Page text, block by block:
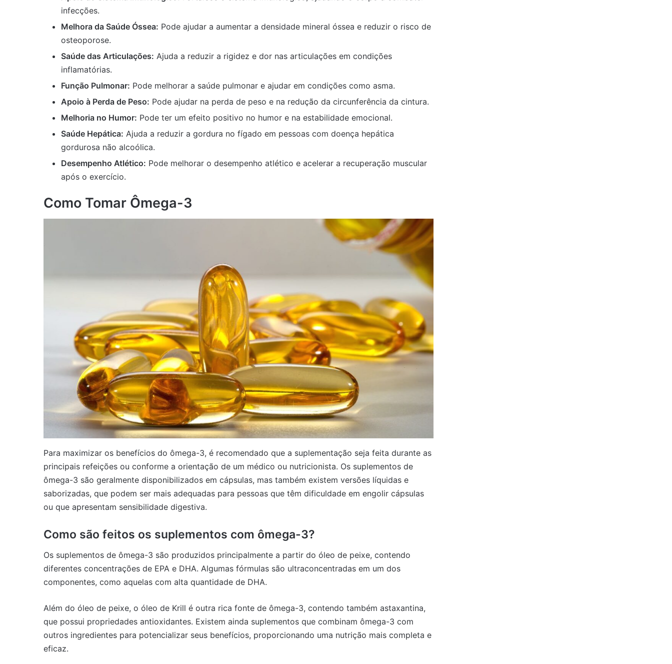
infecções.
Melhora da Saúde Óssea: Pode ajudar a aumentar a densidade mineral óssea e reduzir o risco de
osteoporose.
Saúde das Articulações: Ajuda a reduzir a rigidez e dor nas articulações em condições
inflamatórias.
Função Pulmonar: Pode melhorar a saúde pulmonar e ajudar em condições como asma.
Apoio à Perda de Peso: Pode ajudar na perda de peso e na redução da circunferência da cintura.
Melhoria no Humor: Pode ter um efeito positivo no humor e na estabilidade emocional.
Saúde Hepática: Ajuda a reduzir a gordura no fígado em pessoas com doença hepática
gordurosa não alcoólica.
Desempenho Atlético: Pode melhorar o desempenho atlético e acelerar a recuperação muscular
após o exercício.
Como Tomar Ômega-3
Para maximizar os benefícios do ômega-3, é recomendado que a suplementação seja feita durante as
principais refeições ou conforme a orientação de um médico ou nutricionista. Os suplementos de
ômega-3 são geralmente disponibilizados em cápsulas, mas também existem versões líquidas e
saborizadas, que podem ser mais adequadas para pessoas que têm dificuldade em engolir cápsulas
ou que apresentam sensibilidade digestiva.
Como são feitos os suplementos com ômega-3?
Os suplementos de ômega-3 são produzidos principalmente a partir do óleo de peixe, contendo
diferentes concentrações de EPA e DHA. Algumas fórmulas são ultraconcentradas em um dos
componentes, como aquelas com alta quantidade de DHA.
Além do óleo de peixe, o óleo de Krill é outra rica fonte de ômega-3, contendo também astaxantina,
que possui propriedades antioxidantes. Existem ainda suplementos que combinam ômega-3 com
outros ingredientes para potencializar seus benefícios, proporcionando uma nutrição mais completa e
eficaz.